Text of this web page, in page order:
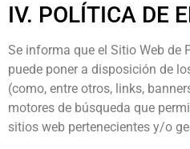
IV. POLÍTICA DE
Se informa que el Sitio Web de
puede poner a disposición de
(como, entre otros, links,
motores de búsqueda que
sitios web pertenecientes y/o